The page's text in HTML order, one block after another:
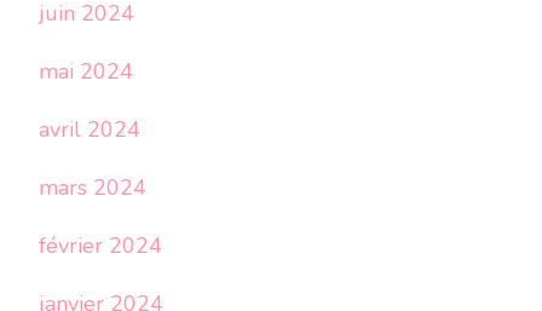
juin 2024
mai 2024
avril 2024
mars 2024
février 2024
janvier 2024